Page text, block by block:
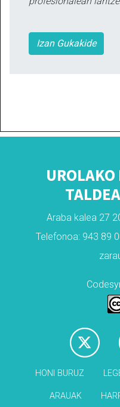
Izan Gukakide
Araba kalea 27
Telefonoa: 943 89
HONI BURUZ
ARAUAK